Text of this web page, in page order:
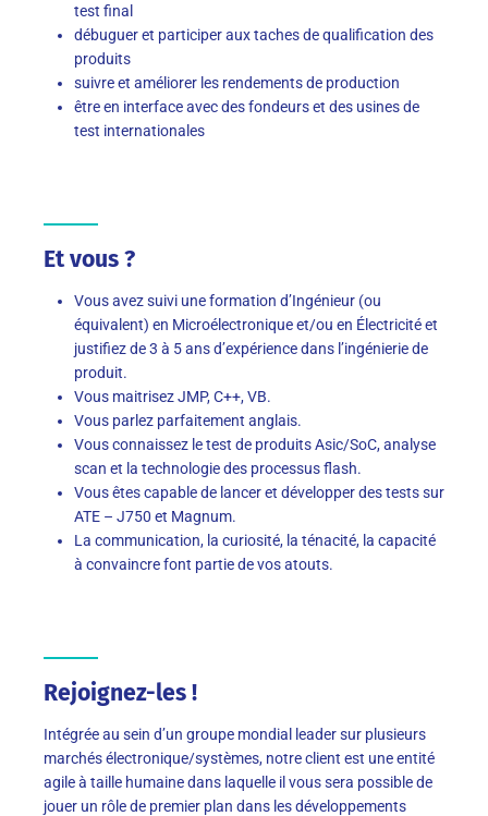
test final
débuguer et participer aux taches de qualification des
produits
suivre et améliorer les rendements de production
être en interface avec des fondeurs et des usines de
test internationales
Et vous ?
Vous avez suivi une formation d’Ingénieur (ou
équivalent) en Microélectronique et/ou en Électricité et
justifiez de 3 à 5 ans d’expérience dans l’ingénierie de
produit.
Vous maitrisez JMP, C++, VB.
Vous parlez parfaitement anglais.
Vous connaissez le test de produits Asic/SoC, analyse
scan et la technologie des processus flash.
Vous êtes capable de lancer et développer des tests sur
ATE – J750 et Magnum.
La communication, la curiosité, la ténacité, la capacité
à convaincre font partie de vos atouts.
Rejoignez-les !
Intégrée au sein d’un groupe mondial leader sur plusieurs
marchés électronique/systèmes, notre client est une entité
agile à taille humaine dans laquelle il vous sera possible de
jouer un rôle de premier plan dans les développements